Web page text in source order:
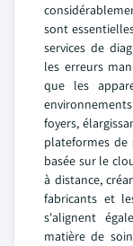
sont
services de
les erreurs
que les
foyers,
plateformes de
basée sur le
à distance,
fabricants et
s'alignent
matière de